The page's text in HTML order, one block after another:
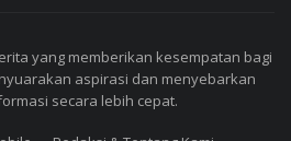
yang memberikan kesempatan bagi
aspirasi dan menyebarkan
secara lebih cepat.